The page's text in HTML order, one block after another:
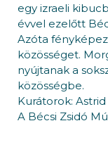
egy izraeli
évvel ezelőtt
Azóta
közösséget.
nyújtanak a
közösségbe.
Kurátorok:
A Bécsi Zsidó